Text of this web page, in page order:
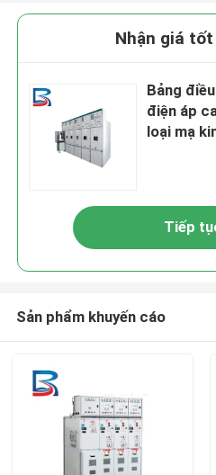
Nhận giá
Bảng
điện áp
loại mạ
Tiếp
Sản phẩm khuyến cáo